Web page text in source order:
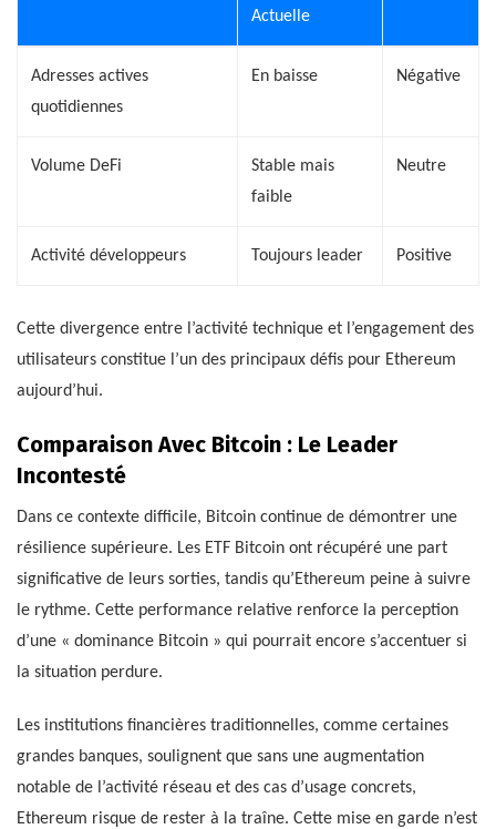
Actuelle
Adresses actives
quotidiennes
En baisse Négative
Volume DeFi
Stable mais
faible
Neutre
Activité développeurs Toujours leader Positive
Cette divergence entre l’activité technique et l’engagement des
utilisateurs constitue l’un des principaux défis pour Ethereum
aujourd’hui.
Comparaison Avec Bitcoin : Le Leader
Incontesté
Dans ce contexte difficile, Bitcoin continue de démontrer une
résilience supérieure. Les ETF Bitcoin ont récupéré une part
significative de leurs sorties, tandis qu’Ethereum peine à suivre
le rythme. Cette performance relative renforce la perception
d’une « dominance Bitcoin » qui pourrait encore s’accentuer si
la situation perdure.
Les institutions financières traditionnelles, comme certaines
grandes banques, soulignent que sans une augmentation
notable de l’activité réseau et des cas d’usage concrets,
Ethereum risque de rester à la traîne. Cette mise en garde n’est